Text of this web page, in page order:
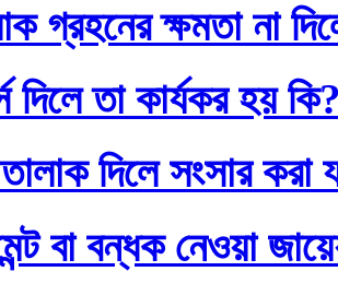
গ্রহনের ক্ষমতা না
দিলে তা কার্যকর হয়
দিলে সংসার করা
বা বন্ধক নেওয়া